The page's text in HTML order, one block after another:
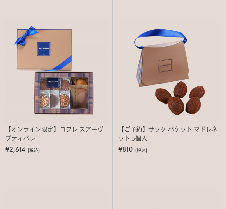
【オンライン限定】コフレ スアーヴ
プティパレ
¥2,614 (税込)
【ご予約】サック バケット マドレネ
ット 5個入
¥810 (税込)